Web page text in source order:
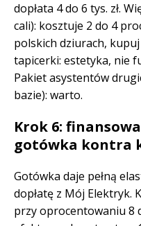
dopłata 4 do 6 tys. zł.
cali): kosztuje 2 do 4
polskich dziurach,
tapicerki: estetyka, nie
Pakiet asystentów
bazie): warto.
Krok 6:
gotówka kontra
Gotówka daje pełną
dopłatę z Mój Elektryk.
przy oprocentowaniu 8